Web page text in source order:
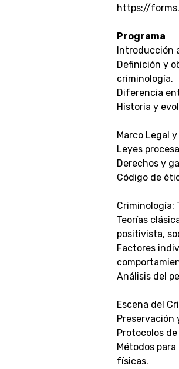
https://
Programa
Introducción
Definición y
criminología.
Diferencia
Historia y
Marco Legal
Leyes
Derechos y
Código de
Criminología:
Teorías
positivista,
Factores
Análisis del
Escena del
Preservación
Protocolos
Métodos
físicas.